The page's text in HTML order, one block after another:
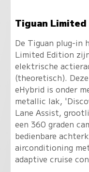
Tiguan
De Tiguan plug-in
Limited Edition
elektrische
(theoretisch).
eHybrid is onder
metallic lak,
Lane Assist,
een 360 graden
bedienbare
airconditioning
adaptive cruise